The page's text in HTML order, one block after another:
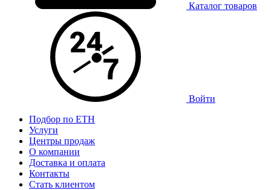
Каталог товаров
Войти
Подбор по ЕТН
Услуги
Центры продаж
О компании
Доставка и оплата
Контакты
Стать клиентом